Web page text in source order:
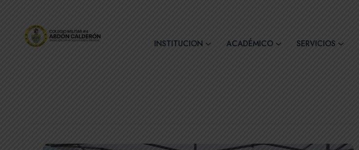
INSTITUCION ACADÉMICO SERVICIOS